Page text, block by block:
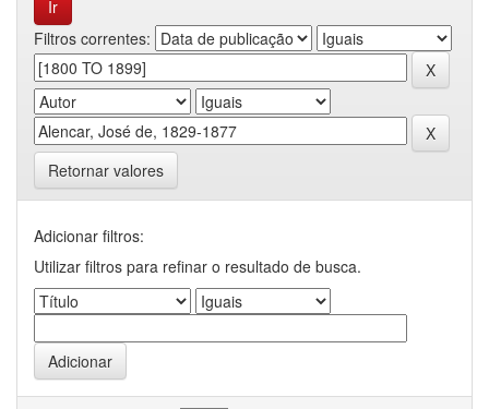
Filtros correntes:
Retornar valores
Adicionar filtros:
Utilizar filtros para refinar o resultado de busca.